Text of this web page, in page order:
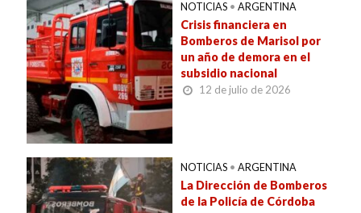
NOTICIAS • ARGENTINA
Crisis financiera en
Bomberos de Marisol por
un año de demora en el
subsidio nacional
12 de julio de 2026
NOTICIAS • ARGENTINA
La Dirección de Bomberos
de la Policía de Córdoba